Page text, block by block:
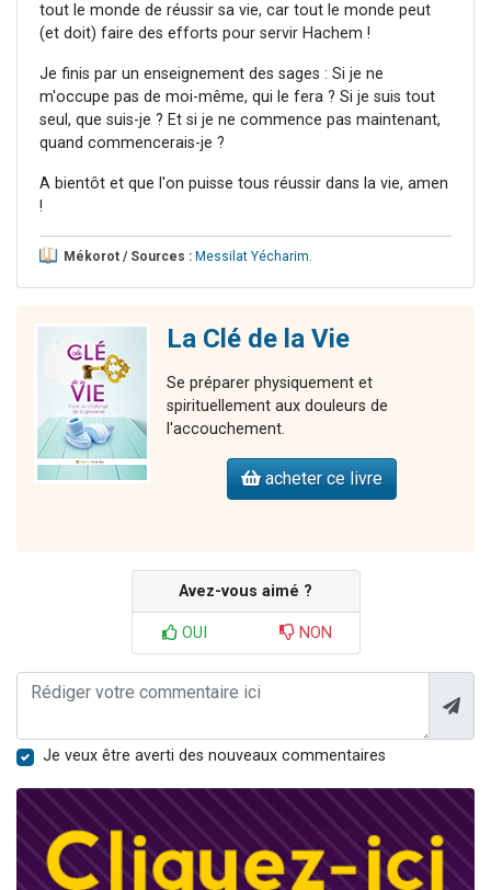
tout le monde de réussir sa vie, car tout le monde peut
(et doit) faire des efforts pour servir Hachem !
Je finis par un enseignement des sages : Si je ne
m'occupe pas de moi-même, qui le fera ? Si je suis tout
seul, que suis-je ? Et si je ne commence pas maintenant,
quand commencerais-je ?
A bientôt et que l'on puisse tous réussir dans la vie, amen
!
Mékorot / Sources : Messilat Yécharim.
La Clé de la Vie
Se préparer physiquement et
spirituellement aux douleurs de
l'accouchement.
acheter ce livre
Avez-vous aimé ?
OUI NON
Je veux être averti des nouveaux commentaires